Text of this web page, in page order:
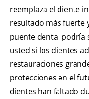
reemplaza el diente
resultado más fuerte
puente dental podría
usted si los dientes
restauraciones
protecciones en el
dientes han faltado